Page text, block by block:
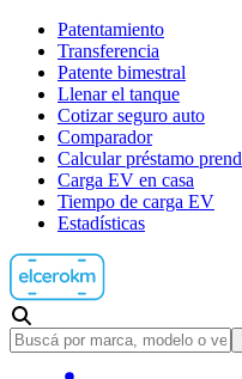
Patentamiento
Transferencia
Patente bimestral
Llenar el tanque
Cotizar seguro auto
Comparador
Calcular préstamo
Carga EV en casa
Tiempo de carga EV
Estadísticas